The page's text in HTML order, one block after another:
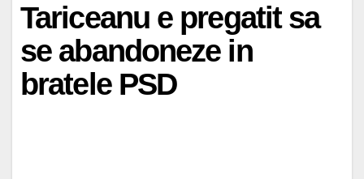
Tariceanu e pregatit sa
se abandoneze in
bratele PSD